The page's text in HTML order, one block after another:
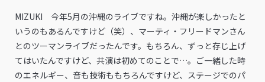
MIZUKI 今年5月の沖縄のライブですね。沖縄が楽しかったと
いうのもあるんですけど（笑）、マーティ・フリードマンさん
とのツーマンライブだったんです。もちろん、ずっと存じ上げ
てはいたんですけど、共演は初めてのことで…。ご一緒した時
のエネルギー、音も技術ももちろんですけど、ステージでのパ